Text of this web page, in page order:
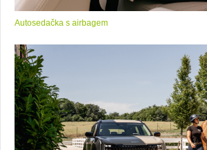
Autosedačka s airbagem